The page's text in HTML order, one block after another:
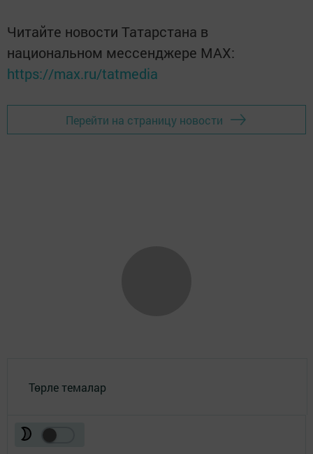
Читайте новости Татарстана в
национальном мессенджере MАХ:
https://max.ru/tatmedia
Перейти на страницу новости
Төрле темалар